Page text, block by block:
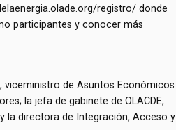
registro/ donde
participantes y conocer más
viceministro de Asuntos Económicos
la jefa de gabinete de OLACDE,
la directora de Integración, Acceso y